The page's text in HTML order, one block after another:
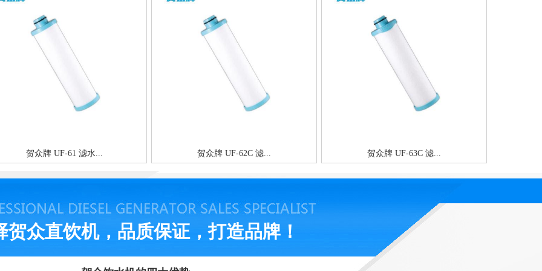
贺众牌 UF-61 滤水... 贺众牌 UF-62C 滤... 贺众牌 UF-63C 滤...
贺众直饮机，品质保证，打造品牌！